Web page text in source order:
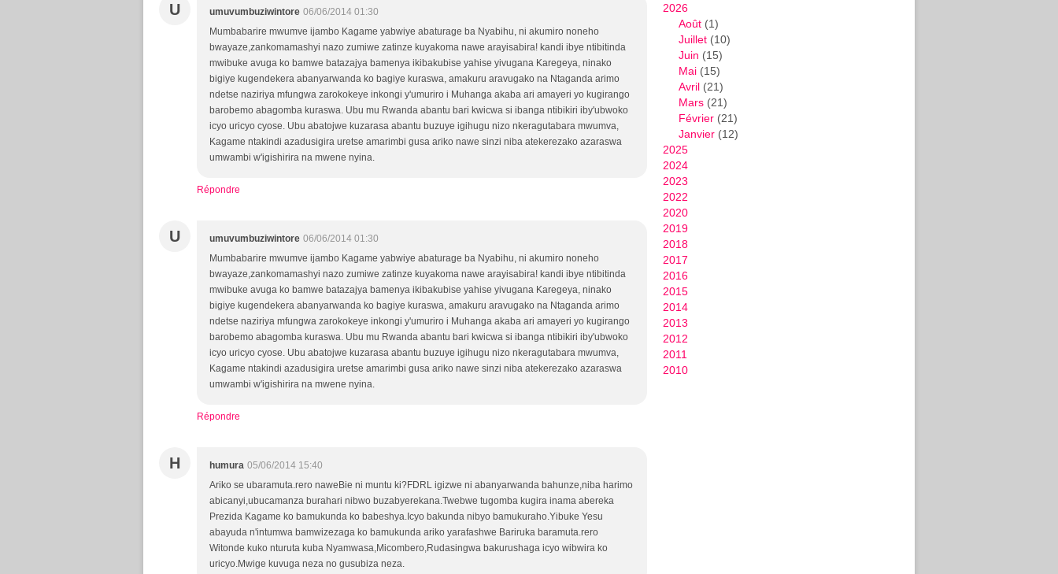
U umuvumbuziwintore 06/06/2014 01:30
Mumbabarire mwumve ijambo Kagame yabwiye abaturage ba Nyabihu, ni akumiro noneho
bwayaze,zankomamashyi nazo zumiwe zatinze kuyakoma nawe arayisabira! kandi ibye ntibitinda
mwibuke avuga ko bamwe batazajya bamenya ikibakubise yahise yivugana Karegeya, ninako
bigiye kugendekera abanyarwanda ko bagiye kuraswa, amakuru aravugako na Ntaganda arimo
ndetse naziriya mfungwa zarokokeye inkongi y'umuriro i Muhanga akaba ari amayeri yo kugirango
barobemo abagomba kuraswa. Ubu mu Rwanda abantu bari kwicwa si ibanga ntibikiri iby'ubwoko
icyo uricyo cyose. Ubu abatojwe kuzarasa abantu buzuye igihugu nizo nkeragutabara mwumva,
Kagame ntakindi azadusigira uretse amarimbi gusa ariko nawe sinzi niba atekerezako azaraswa
umwambi w'igishirira na mwene nyina.
Répondre
U umuvumbuziwintore 06/06/2014 01:30
Mumbabarire mwumve ijambo Kagame yabwiye abaturage ba Nyabihu, ni akumiro noneho
bwayaze,zankomamashyi nazo zumiwe zatinze kuyakoma nawe arayisabira! kandi ibye ntibitinda
mwibuke avuga ko bamwe batazajya bamenya ikibakubise yahise yivugana Karegeya, ninako
bigiye kugendekera abanyarwanda ko bagiye kuraswa, amakuru aravugako na Ntaganda arimo
ndetse naziriya mfungwa zarokokeye inkongi y'umuriro i Muhanga akaba ari amayeri yo kugirango
barobemo abagomba kuraswa. Ubu mu Rwanda abantu bari kwicwa si ibanga ntibikiri iby'ubwoko
icyo uricyo cyose. Ubu abatojwe kuzarasa abantu buzuye igihugu nizo nkeragutabara mwumva,
Kagame ntakindi azadusigira uretse amarimbi gusa ariko nawe sinzi niba atekerezako azaraswa
umwambi w'igishirira na mwene nyina.
Répondre
H humura 05/06/2014 15:40
Ariko se ubaramuta.rero naweBie ni muntu ki?FDRL igizwe ni abanyarwanda bahunze,niba harimo
abicanyi,ubucamanza burahari nibwo buzabyerekana.Twebwe tugomba kugira inama abereka
Prezida Kagame ko bamukunda ko babeshya.Icyo bakunda nibyo bamukuraho.Yibuke Yesu
abayuda n'intumwa bamwizezaga ko bamukunda ariko yarafashwe Bariruka baramuta.rero
Witonde kuko nturuta kuba Nyamwasa,Micombero,Rudasingwa bakurushaga icyo wibwira ko
uricyo.Mwige kuvuga neza no gusubiza neza.
2026
Août (1)
Juillet (10)
Juin (15)
Mai (15)
Avril (21)
Mars (21)
Février (21)
Janvier (12)
2025
2024
2023
2022
2020
2019
2018
2017
2016
2015
2014
2013
2012
2011
2010